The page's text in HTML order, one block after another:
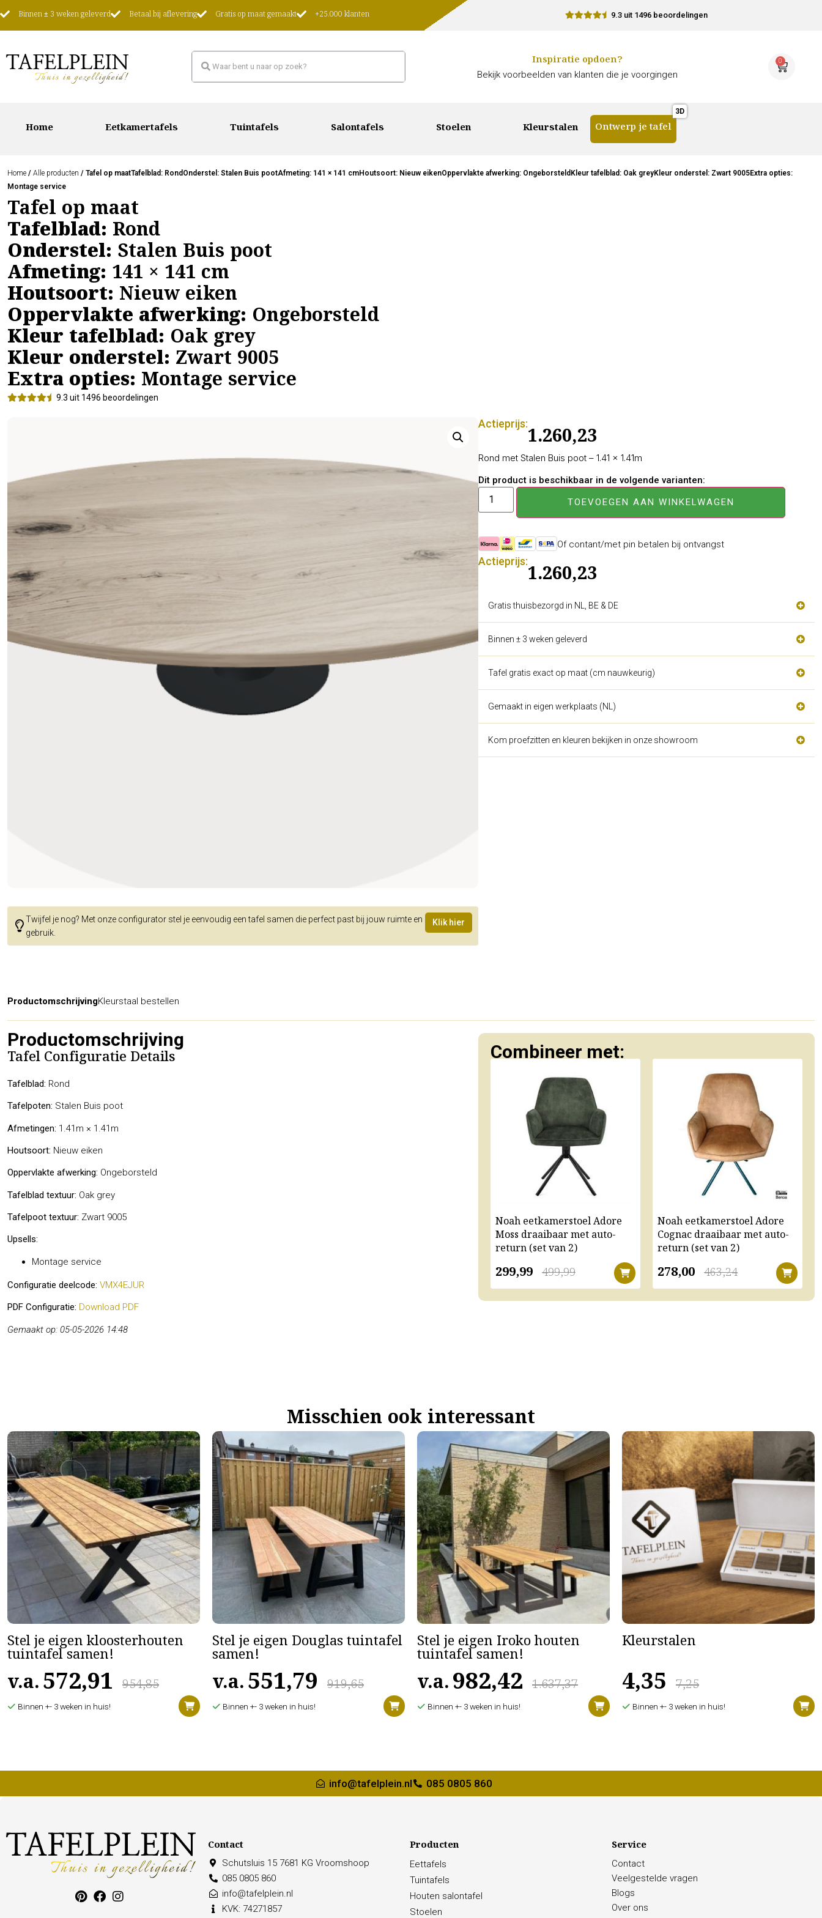
Binnen ± 3 weken geleverd Betaal bij aflevering Gratis op maat gemaakt +25.000 klanten 9.3 uit 1496 beoordelingen
Inspiratie opdoen?
Bekijk voorbeelden van klanten die je voorgingen
0
Home Eetkamertafels Tuintafels Salontafels Stoelen Kleurstalen Ontwerp je tafel
Home / Alle producten / Tafel op maatTafelblad: RondOnderstel: Stalen Buis pootAfmeting: 141 × 141 cmHoutsoort: Nieuw eikenOppervlakte afwerking: OngeborsteldKleur tafelblad: Oak greyKleur onderstel: Zwart 9005Extra opties:
Montage service
Tafel op maat
Tafelblad: Rond
Onderstel: Stalen Buis poot
Afmeting: 141 × 141 cm
Houtsoort: Nieuw eiken
Oppervlakte afwerking: Ongeborsteld
Kleur tafelblad: Oak grey
Kleur onderstel: Zwart 9005
Extra opties: Montage service
9.3 uit 1496 beoordelingen
Twijfel je nog? Met onze configurator stel je eenvoudig een tafel samen die perfect past bij jouw ruimte en
gebruik.
Klik hier
Actieprijs:
1.260,23
Rond met Stalen Buis poot – 1.41 × 1.41m
Dit product is beschikbaar in de volgende varianten:
TOEVOEGEN AAN WINKELWAGEN
Of contant/met pin betalen bij ontvangst
Actieprijs:
1.260,23
Gratis thuisbezorgd in NL, BE & DE
Binnen ± 3 weken geleverd
Tafel gratis exact op maat (cm nauwkeurig)
Gemaakt in eigen werkplaats (NL)
Kom proefzitten en kleuren bekijken in onze showroom
ProductomschrijvingKleurstaal bestellen
Productomschrijving
Tafel Configuratie Details
Tafelblad: Rond
Tafelpoten: Stalen Buis poot
Afmetingen: 1.41m × 1.41m
Houtsoort: Nieuw eiken
Oppervlakte afwerking: Ongeborsteld
Tafelblad textuur: Oak grey
Tafelpoot textuur: Zwart 9005
Upsells:
Montage service
Configuratie deelcode: VMX4EJUR
PDF Configuratie: Download PDF
Gemaakt op: 05-05-2026 14:48
Combineer met:
Noah eetkamerstoel Adore
Moss draaibaar met auto-
return (set van 2)
499,99
299,99
Noah eetkamerstoel Adore
Cognac draaibaar met auto-
return (set van 2)
463,24
278,00
Misschien ook interessant
Stel je eigen kloosterhouten
tuintafel samen!
v.a. 954,85
572,91
Binnen +- 3 weken in huis!
Stel je eigen Douglas tuintafel
samen!
v.a. 919,65
551,79
Binnen +- 3 weken in huis!
Stel je eigen Iroko houten
tuintafel samen!
v.a. 1.637,37
982,42
Binnen +- 3 weken in huis!
Kleurstalen
7,25
4,35
Binnen +- 3 weken in huis!
info@tafelplein.nl 085 0805 860
Contact
Schutsluis 15 7681 KG Vroomshoop
085 0805 860
info@tafelplein.nl
KVK: 74271857
Producten
Eettafels
Tuintafels
Houten salontafel
Stoelen
Service
Contact
Veelgestelde vragen
Blogs
Over ons